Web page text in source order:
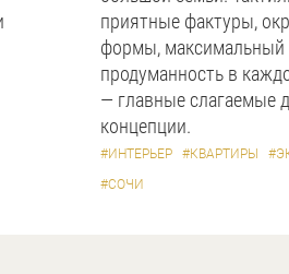
приятные фактуры,
формы, максимальный
продуманность в
— главные слагаемые
концепции.
#ИНТЕРЬЕР #КВАРТИРЫ
#СОЧИ